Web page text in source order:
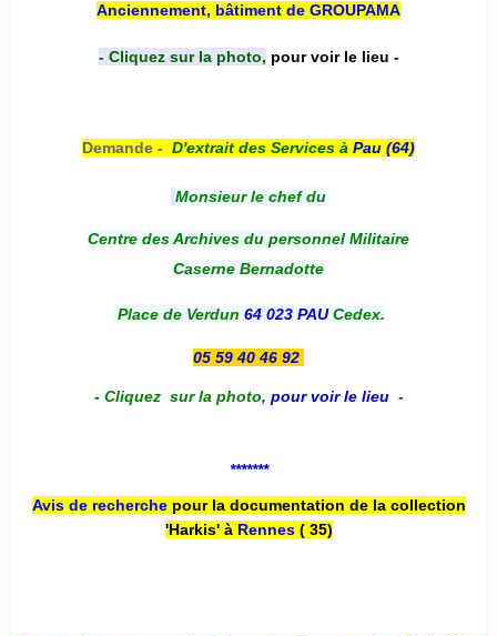
Anciennement, bâtiment de GROUPAMA
- Cliquez sur la photo, pour voir le lieu -
Demande - D'extrait des Services à Pau (64)
Monsieur le chef du
Centre des Archives du personnel Militaire
Caserne Bernadotte
Place de Verdun 64 023 PAUCedex.
05 59 40 46 92
- Cliquez sur la photo, pour voir le lieu -
*******
Avis de recherche pour la documentation de la collection
'Harkis' à Rennes( 35)